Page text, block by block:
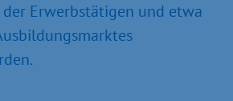
Erwerbstätigen und etwa